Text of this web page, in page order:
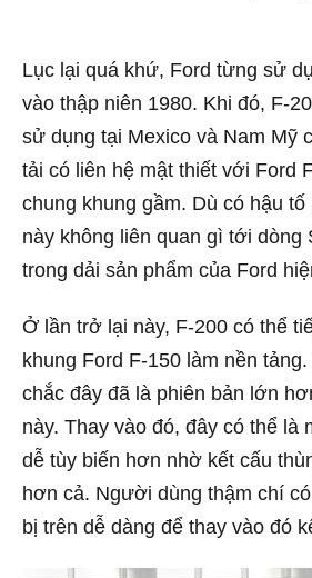
Lục lại quá khứ, Ford từng sử
vào thập niên 1980. Khi đó, F-
sử dụng tại Mexico và Nam Mỹ
tải có liên hệ mật thiết với Ford
chung khung gầm. Dù có hậu tố
này không liên quan gì tới dòng
trong dải sản phẩm của Ford
Ở lần trở lại này, F-200 có thể
khung Ford F-150 làm nền
chắc đây đã là phiên bản lớn
này. Thay vào đó, đây có thể là
dễ tùy biến hơn nhờ kết cấu
hơn cả. Người dùng thậm chí
bị trên dễ dàng để thay vào đó